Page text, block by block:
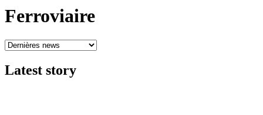
Ferroviaire
Latest story